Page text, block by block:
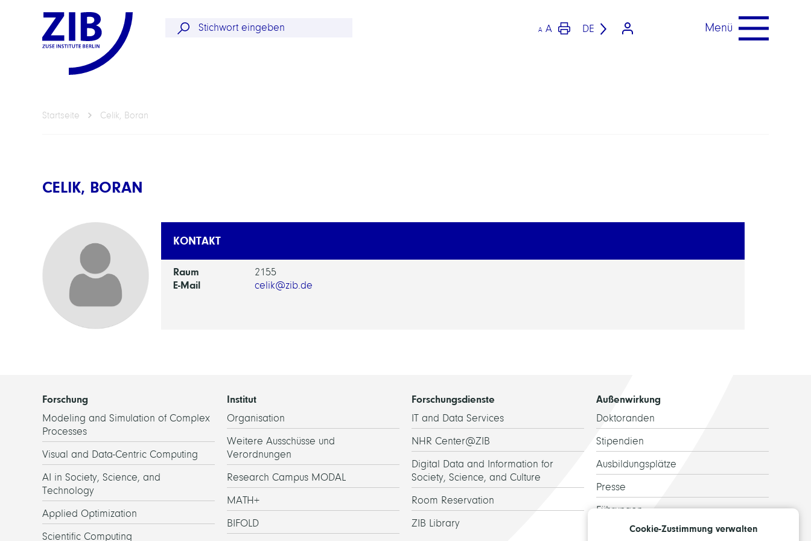
A A DE Menü
Startseite Celik, Boran
CELIK, BORAN
KONTAKT
Raum 2155
E-Mail celik@zib.de
Forschung
Modeling and Simulation of Complex
Processes
Visual and Data-Centric Computing
AI in Society, Science, and
Technology
Applied Optimization
Scientific Computing
Institut
Organisation
Weitere Ausschüsse und
Verordnungen
Research Campus MODAL
MATH+
BIFOLD
Forschungsdienste
IT and Data Services
NHR Center@ZIB
Digital Data and Information for
Society, Science, and Culture
Room Reservation
ZIB Library
Außenwirkung
Doktoranden
Stipendien
Ausbildungsplätze
Presse
Führungen
EhemaligeCookie-Zustimmung verwalten